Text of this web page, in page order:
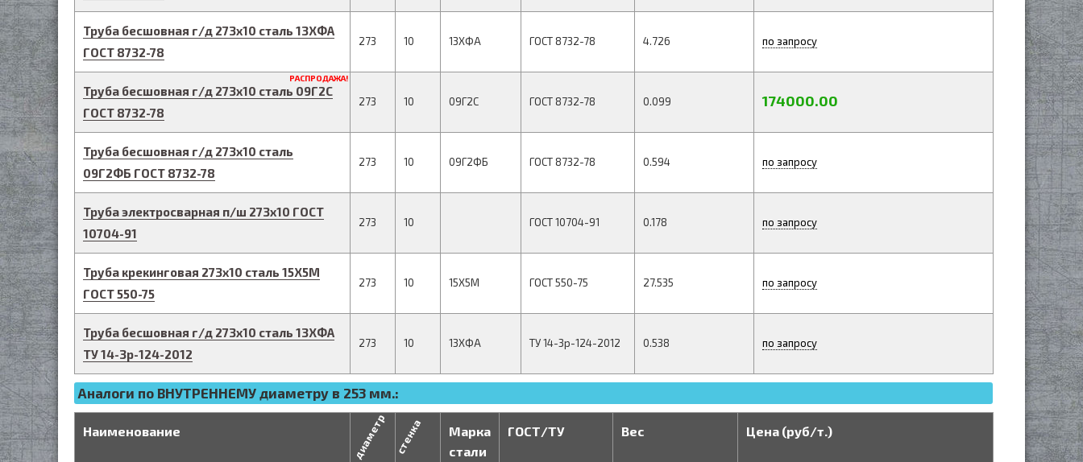
Труба бесшовная г/д 273х10 сталь 13ХФА
ГОСТ 8732-78
273 10 13ХФА ГОСТ 8732-78 4.726 по запросу
РАСПРОДАЖА!
Труба бесшовная г/д 273х10 сталь 09Г2С
ГОСТ 8732-78
273 10 09Г2С ГОСТ 8732-78 0.099 174000.00
Труба бесшовная г/д 273х10 сталь
09Г2ФБ ГОСТ 8732-78
273 10 09Г2ФБ ГОСТ 8732-78 0.594 по запросу
Труба электросварная п/ш 273х10 ГОСТ
10704-91
273 10 ГОСТ 10704-91 0.178 по запросу
Труба крекинговая 273х10 сталь 15Х5М
ГОСТ 550-75
273 10 15Х5М ГОСТ 550-75 27.535 по запросу
Труба бесшовная г/д 273х10 сталь 13ХФА
ТУ 14-3р-124-2012
273 10 13ХФА ТУ 14-3р-124-2012 0.538 по запросу
Аналоги по ВНУТРЕННЕМУ диаметру в 253 мм.:
Наименование диаметр стенка
Марка
стали
ГОСТ/ТУ Вес Цена (руб/т.)